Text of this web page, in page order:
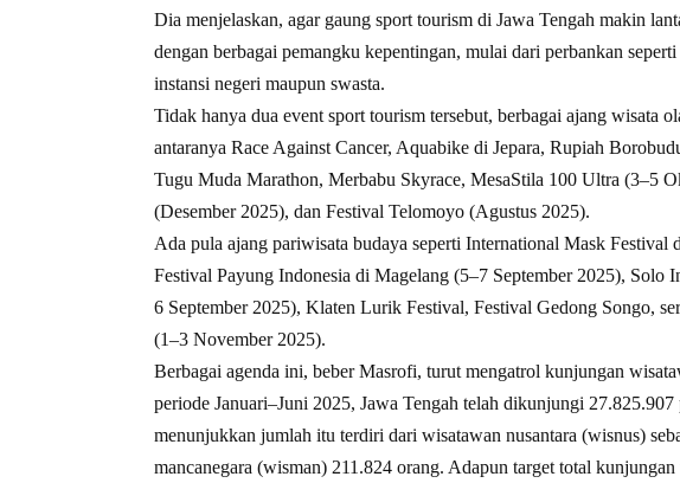
Dia menjelaskan, agar gaung sport tourism di Jawa Tengah makin
dengan berbagai pemangku kepentingan, mulai dari perbankan
instansi negeri maupun swasta.
Tidak hanya dua event sport tourism tersebut, berbagai ajang wisata
antaranya Race Against Cancer, Aquabike di Jepara, Rupiah
Tugu Muda Marathon, Merbabu Skyrace, MesaStila 100 Ultra (3–5
(Desember 2025), dan Festival Telomoyo (Agustus 2025).
Ada pula ajang pariwisata budaya seperti International Mask Festival
Festival Payung Indonesia di Magelang (5–7 September 2025), Solo
6 September 2025), Klaten Lurik Festival, Festival Gedong Songo,
(1–3 November 2025).
Berbagai agenda ini, beber Masrofi, turut mengatrol kunjungan
periode Januari–Juni 2025, Jawa Tengah telah dikunjungi
menunjukkan jumlah itu terdiri dari wisatawan nusantara (wisnus)
mancanegara (wisman) 211.824 orang. Adapun target total